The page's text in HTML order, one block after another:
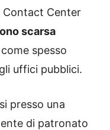
Contact Center
scarsa
come spesso
uffici pubblici.
presso una
di patronato